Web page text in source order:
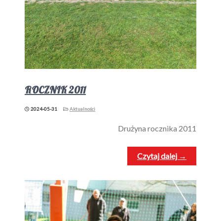
ROCZNIK 2011
2024-05-31 Aktualności
Drużyna rocznika 2011
Czytaj dalej →